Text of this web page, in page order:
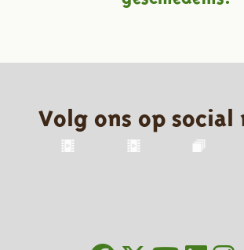
Volg ons op social